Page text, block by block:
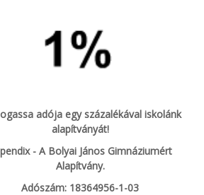
adója egy százalékával iskolánk
alapítványát!
- A Bolyai János Gimnáziumért
Alapítvány.
Adószám: 18364956-1-03